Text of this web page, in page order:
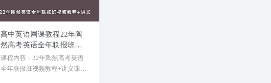
高中英语网课教程22年陶
然高考英语全年联报班视
频教程+讲义
课程内容：22年陶然高考英语
全年联报班视频教程+讲义课程